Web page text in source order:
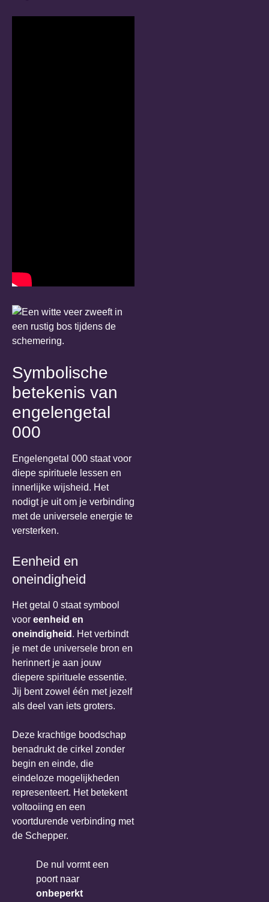
Symbolische
betekenis van
engelengetal
000
Engelengetal 000 staat voor
diepe spirituele lessen en
innerlijke wijsheid. Het
nodigt je uit om je verbinding
met de universele energie te
versterken.
Eenheid en
oneindigheid
Het getal 0 staat symbool
voor eenheid en
oneindigheid . Het verbindt
je met de universele bron en
herinnert je aan jouw
diepere spirituele essentie.
Jij bent zowel één met jezelf
als deel van iets groters.
Deze krachtige boodschap
benadrukt de cirkel zonder
begin en einde, die
eindeloze mogelijkheden
representeert. Het betekent
voltooiing en een
voortdurende verbinding met
de Schepper.
De nul vormt een
poort naar
onbeperkt